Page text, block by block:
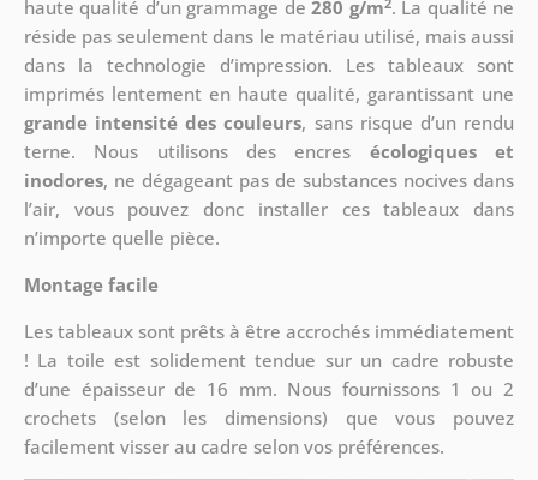
haute qualité d’un grammage de280 g/m . La qualité ne
réside pas seulement dans le matériau utilisé, mais aussi
dans la technologie d’impression. Les tableaux sont
imprimés lentement en haute qualité, garantissant une
grande intensité des couleurs, sans risque d’un rendu
terne. Nous utilisons des encres écologiques et
inodores, ne dégageant pas de substances nocives dans
l’air, vous pouvez donc installer ces tableaux dans
n’importe quelle pièce.
Montage facile
Les tableaux sont prêts à être accrochés immédiatement
! La toile est solidement tendue sur un cadre robuste
d’une épaisseur de 16 mm. Nous fournissons 1 ou 2
crochets (selon les dimensions) que vous pouvez
facilement visser au cadre selon vos préférences.